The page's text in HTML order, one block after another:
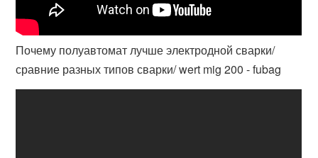
Почему полуавтомат лучше электродной сварки/
сравние разных типов сварки/ wert mig 200 - fubag